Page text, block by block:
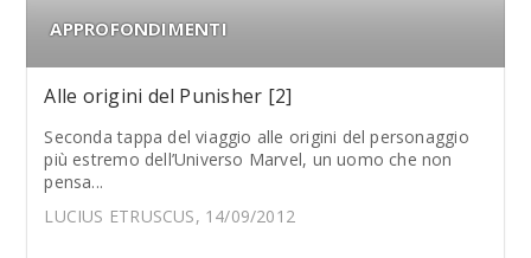
APPROFONDIMENTI
Alle origini del Punisher [2]
Seconda tappa del viaggio alle origini del personaggio
più estremo dell’Universo Marvel, un uomo che non
pensa...
LUCIUS ETRUSCUS, 14/09/2012